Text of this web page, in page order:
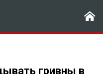
гривны в